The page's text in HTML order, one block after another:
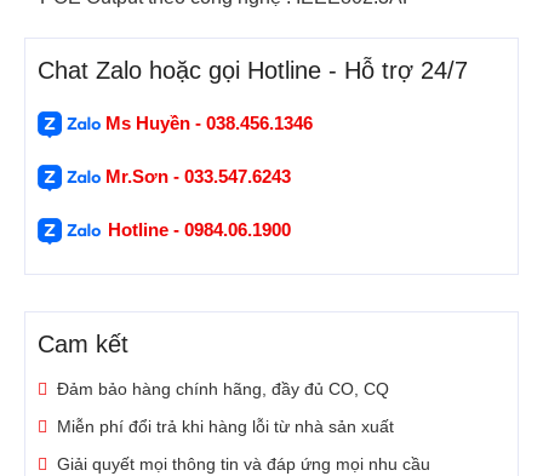
Chat Zalo hoặc gọi Hotline - Hỗ trợ 24/7
Ms Huyền - 038.456.1346
Mr.Sơn - 033.547.6243
Hotline - 0984.06.1900
Cam kết
Đảm bảo hàng chính hãng, đầy đủ CO, CQ
Miễn phí đổi trả khi hàng lỗi từ nhà sản xuất
Giải quyết mọi thông tin và đáp ứng mọi nhu cầu